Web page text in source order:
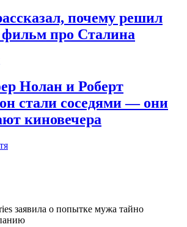
почему решил
про Сталина
Нолан и Роберт
стали соседями — они
киновечера
заявила о попытке мужа тайно